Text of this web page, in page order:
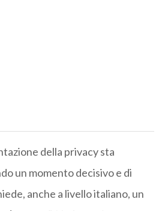
della privacy sta
un momento decisivo e di
anche a livello italiano, un